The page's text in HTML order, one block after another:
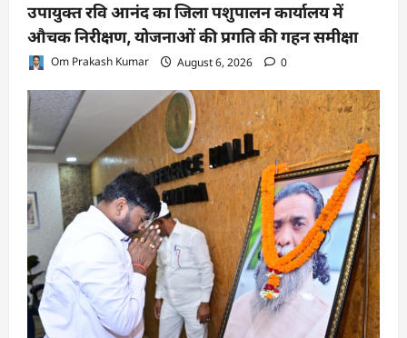
उपायुक्त रवि आनंद का जिला पशुपालन कार्यालय में
औचक निरीक्षण, योजनाओं की प्रगति की गहन समीक्षा
Om Prakash Kumar August 6, 2026 0